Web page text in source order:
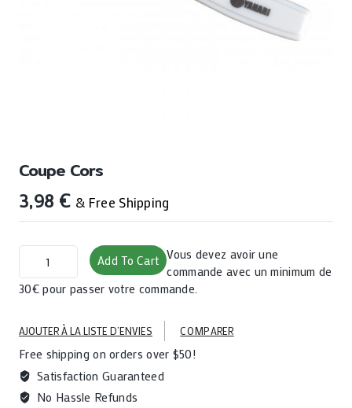
Coupe Cors
3,98 € & Free Shipping
quantity
Add To Cart Vous devez avoir une
commande avec un minimum de
30€ pour passer votre commande.
AJOUTER À LA LISTE D’ENVIES COMPARER
Free shipping on orders over $50!
Satisfaction Guaranteed
No Hassle Refunds